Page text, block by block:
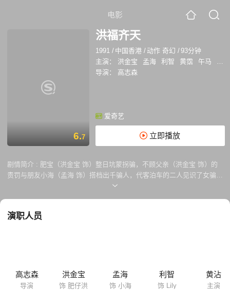
电影
6.7
洪福齐天
1991 / 中国香港 / 动作 奇幻 /93分钟
主演：
洪金宝 孟海 利智 黄霑 午马
林
导演：
高志森
爱奇艺
立即播放
剧情简介 : 肥宝（洪金宝 饰）整日坑蒙拐骗，不顾父亲（洪金宝 饰）的
责罚与朋友小海（孟海 饰）搭档出千骗人，代客泊车的二人见识了女骗子
莉莉（利智 饰）的高超手段，欲从中分一杯羹却被莉莉的仇家盯上。小海
人及其后代寻仇，其怨灵重返人家，帮助肥宝在赌场上大杀四方，并成功
演职人员
高志森
导演
洪金宝
饰 肥仔洪
孟海
饰 小海
利智
饰 Lily
黄沾
主演